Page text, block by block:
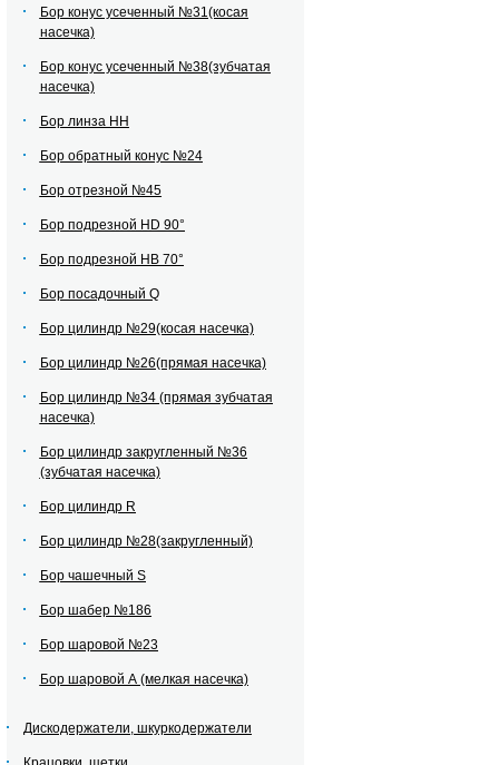
Бор конус усеченный №31(косая
насечка)
Бор конус усеченный №38(зубчатая
насечка)
Бор линза НН
Бор обратный конус №24
Бор отрезной №45
Бор подрезной HD 90°
Бор подрезной HВ 70°
Бор посадочный Q
Бор цилиндр №29(косая насечка)
Бор цилиндр №26(прямая насечка)
Бор цилиндр №34 (прямая зубчатая
насечка)
Бор цилиндр закругленный №36
(зубчатая насечка)
Бор цилиндр R
Бор цилиндр №28(закругленный)
Бор чашечный S
Бор шабер №186
Бор шаровой №23
Бор шаровой А (мелкая насечка)
Дискодержатели, шкуркодержатели